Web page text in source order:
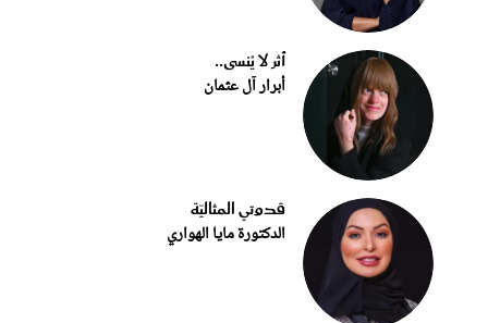
أثر لا يُنسى..
أبرار آل عثمان
قدوتي المثاليّة
الدكتورة مايا الهواري